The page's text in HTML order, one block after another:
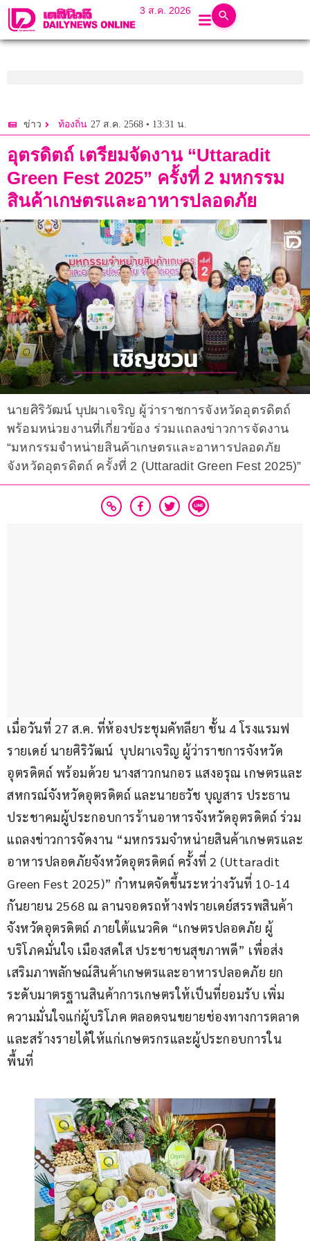
3 ส.ค. 2026
ข่าว ท้องถิ่น 27 ส.ค. 2568 • 13:31 น.
อุตรดิตถ์ เตรียมจัดงาน “Uttaradit
Green Fest 2025” ครั้งที่ 2 มหกรรม
สินค้าเกษตรและอาหารปลอดภัย
นายศิริวัฒน์ บุปผาเจริญ ผู้ว่าราชการจังหวัดอุตรดิตถ์
พร้อมหน่วยงานที่เกี่ยวข้อง ร่วมแถลงข่าวการจัดงาน
“มหกรรมจำหน่ายสินค้าเกษตรและอาหารปลอดภัย
จังหวัดอุตรดิตถ์ ครั้งที่ 2 (Uttaradit Green Fest 2025)”
เมื่อวันที่ 27 ส.ค. ที่ห้องประชุมคัทลียา ชั้น 4 โรงแรมฟ
รายเดย์ นายศิริวัฒน์  บุปผาเจริญ ผู้ว่าราชการจังหวัด
อุตรดิตถ์ พร้อมด้วย นางสาวกนกอร แสงอรุณ เกษตรและ
สหกรณ์จังหวัดอุตรดิตถ์ และนายธวัช บุญสาร ประธาน
ประชาคมผู้ประกอบการร้านอาหารจังหวัดอุตรดิตถ์ ร่วม
แถลงข่าวการจัดงาน “มหกรรมจำหน่ายสินค้าเกษตรและ
อาหารปลอดภัยจังหวัดอุตรดิตถ์ ครั้งที่ 2 (Uttaradit
Green Fest 2025)” กำหนดจัดขึ้นระหว่างวันที่ 10-14
กันยายน 2568 ณ ลานจอดรถห้างฟรายเดย์สรรพสินค้า
จังหวัดอุตรดิตถ์ ภายใต้แนวคิด “เกษตรปลอดภัย ผู้
บริโภคมั่นใจ เมืองสดใส ประชาชนสุขภาพดี” เพื่อส่ง
เสริมภาพลักษณ์สินค้าเกษตรและอาหารปลอดภัย ยก
ระดับมาตรฐานสินค้าการเกษตรให้เป็นที่ยอมรับ เพิ่ม
ความมั่นใจแก่ผู้บริโภค ตลอดจนขยายช่องทางการตลาด
และสร้างรายได้ให้แก่เกษตรกรและผู้ประกอบการใน
พื้นที่